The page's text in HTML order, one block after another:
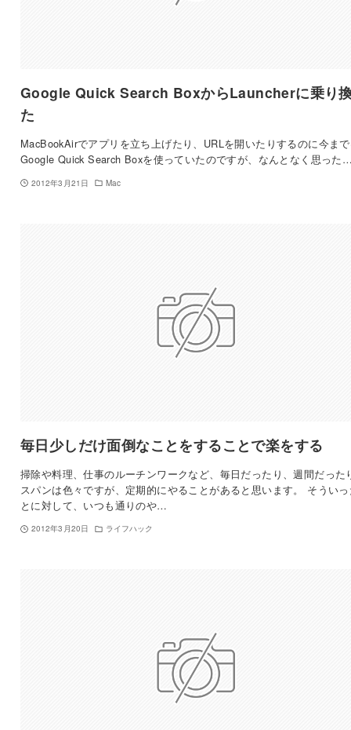
Google Quick Search BoxからLauncherに乗り
た
MacBookAirでアプリを立ち上げたり、URLを開いたりするのに今ま
Google Quick Search Boxを使っていたのですが、なんとなく思った
2012年3月21日 Mac
毎日少しだけ面倒なことをすることで楽をする
掃除や料理、仕事のルーチンワークなど、毎日だったり、週間だった
スパンは色々ですが、定期的にやることがあると思います。 そうい
とに対して、いつも通りのや…
2012年3月20日 ライフハック